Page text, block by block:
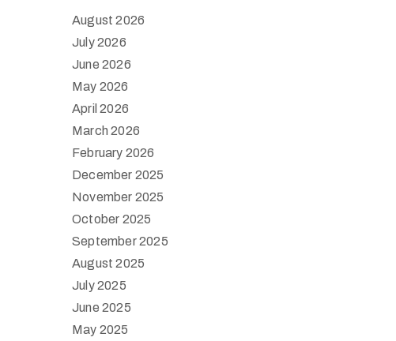
August 2026
July 2026
June 2026
May 2026
April 2026
March 2026
February 2026
December 2025
November 2025
October 2025
September 2025
August 2025
July 2025
June 2025
May 2025